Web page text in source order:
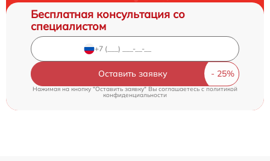
Бесплатная консультация со
специалистом
Оставить заявку
Нажимая на кнопку "Оставить заявку" Вы соглашаетесь cполитикой
конфиденциальности